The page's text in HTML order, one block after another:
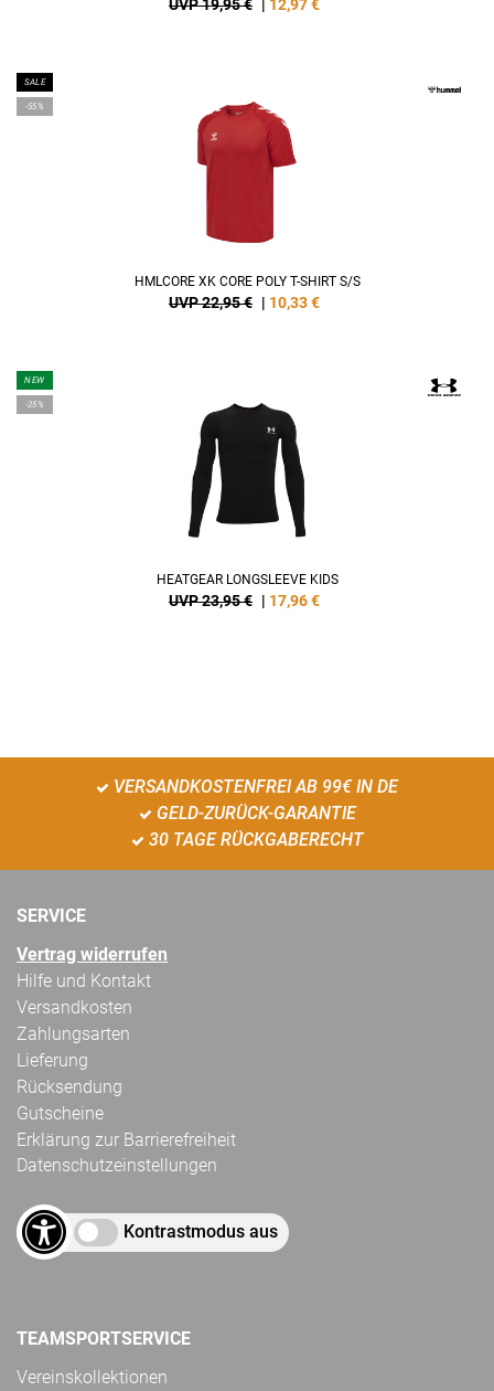
UVP 19,95 € 12,97€
SALE
-55%
HMLCORE XK CORE POLY T-SHIRT S/S
UVP 22,95 € | 10,33€
NEW
-25%
HEATGEAR LONGSLEEVE KIDS
UVP 23,95 € | 17,96€
VERSANDKOSTENFREI AB 99€ IN DE
GELD-ZURÜCK-GARANTIE
30 TAGE RÜCKGABERECHT
SERVICE
Vertrag widerrufen
Hilfe und Kontakt
Versandkosten
Zahlungsarten
Lieferung
Rücksendung
Gutscheine
Erklärung zur Barrierefreiheit
Datenschutzeinstellungen
Kontrastmodus aus
TEAMSPORTSERVICE
Vereinskollektionen